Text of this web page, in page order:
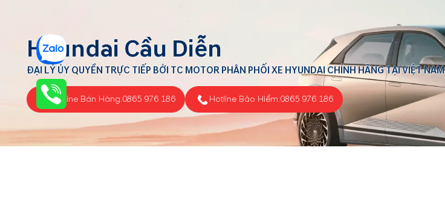
Hyundai Cầu Diễn
ĐẠI LÝ ỦY QUYỀN TRỰC TIẾP BỞI TC MOTOR PHÂN PHỐI XE HYUNDAI CHÍNH HÃNG TẠI VIỆT NAM
Hotline Bán Hàng:0865 976 186 Hotline Bảo Hiểm:0865 976 186